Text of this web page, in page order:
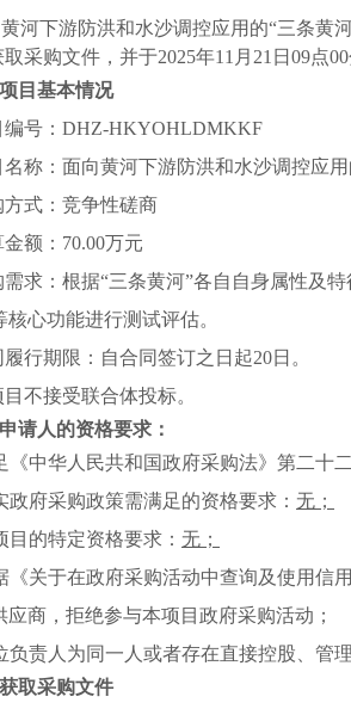
河下游防洪和水沙调控应用的“三条黄
取采购文件，并于2025年11月21日09点
目基本情况
编号：DHZ-HKYOHLDMKKF
名称：面向黄河下游防洪和水沙调控应
方式：竞争性磋商
金额：70.00万元
需求：根据“三条黄河”各自自身属性及
核心功能进行测试评估。
履行期限：自合同签订之日起20日。
目不接受联合体投标。
请人的资格要求：
《中华人民共和国政府采购法》第二十
政府采购政策需满足的资格要求： 无；
目的特定资格要求： 无；
《关于在政府采购活动中查询及使用信
应商，拒绝参与本项目政府采购活动；
负责人为同一人或者存在直接控股、管
取采购文件